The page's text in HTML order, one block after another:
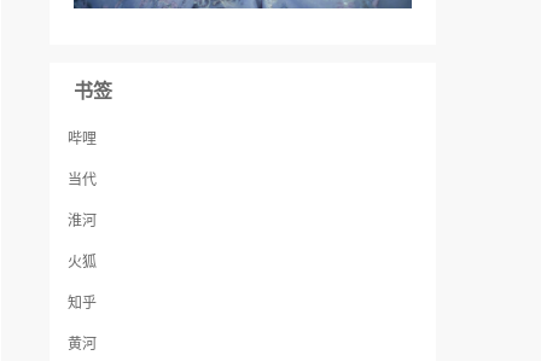
书签
哔哩
当代
淮河
火狐
知乎
黄河